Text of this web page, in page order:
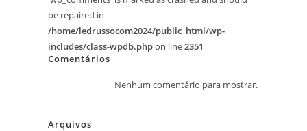
be repaired in
/home/ledrussocom2024/public_html/wp-
includes/class-wpdb.phpon line2351
Comentários
Nenhum comentário para mostrar.
Arquivos